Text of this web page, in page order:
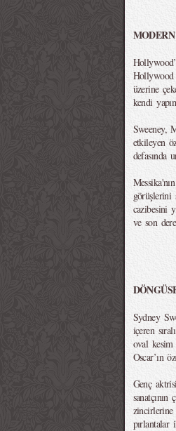
Hollywood
üzerine
kendi
Sweeney,
etkileyen
defasında
görüşlerini
cazibesini
ve son
Sydney
içeren
oval
Oscar’ın
Genç
pırlantalar